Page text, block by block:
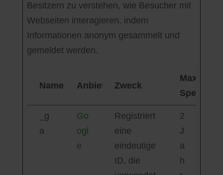
Besitzern zu verstehen, wie Besucher mit
Webseiten interagieren, indem
Informationen anonym gesammelt und
gemeldet werden.
Name Anbieter Zweck
Maximale
_g
a
Go
ogl
e
Registriert
eine
eindeutige
ID, die
2
J
a
h